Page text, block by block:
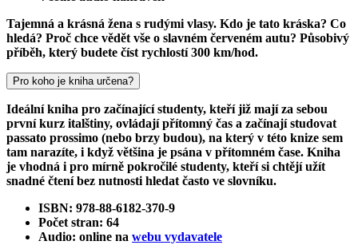
Tajemná a krásná žena s rudými vlasy. Kdo je tato kráska? Co
hledá? Proč chce vědět vše o slavném červeném autu? Působivý
příběh, který budete číst rychlostí 300 km/hod.
Pro koho je kniha určena?
Ideální kniha pro začínající studenty, kteří již mají za sebou
první kurz italštiny, ovládají přítomný čas a začínají studovat
passato prossimo (nebo brzy budou), na který v této knize sem
tam narazíte, i když většina je psána v přítomném čase. Kniha
je vhodná i pro mírně pokročilé studenty, kteří si chtějí užít
snadné čtení bez nutnosti hledat často ve slovníku.
ISBN: 978-88-6182-370-9
Počet stran: 64
Audio: online na webu vydavatele